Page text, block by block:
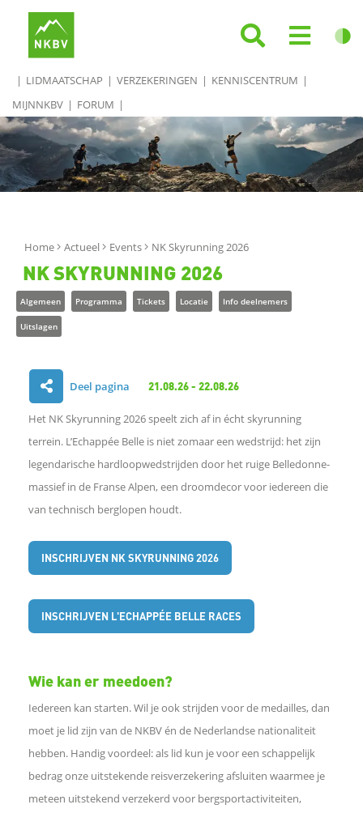
LIDMAATSCHAP VERZEKERINGEN
KENNISCENTRUM
MIJNNKBV
FORUM
Home Actueel Events NK Skyrunning 2026
NK SKYRUNNING 2026
Algemeen Programma Tickets Locatie Info deelnemers
Uitslagen
Deel pagina 21.08.26 - 22.08.26
l
e
p
a
c
Het NK Skyrunning 2026 speelt zich af in écht skyrunning
terrein. L’Echappée Belle is niet zomaar een wedstrijd: het zijn
legendarische hardloopwedstrijden door het ruige Belledonne-
massief in de Franse Alpen, een droomdecor voor iedereen die
van technisch berglopen houdt.
INSCHRIJVEN NK SKYRUNNING 2026
INSCHRIJVEN L'ECHAPPÉE BELLE RACES
Wie kan er meedoen?
Iedereen kan starten. Wil je ook strijden voor de medailles, dan
moet je lid zijn van de NKBV én de Nederlandse nationaliteit
hebben. Handig voordeel: als lid kun je voor een schappelijk
bedrag onze uitstekende reisverzekering afsluiten waarmee je
meteen uitstekend verzekerd voor bergsportactiviteiten,